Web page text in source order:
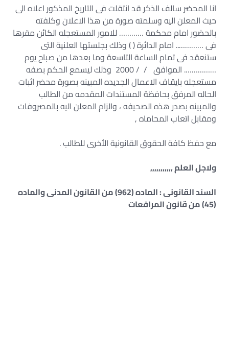
انا المحضر سالف الذكر قد انتقلت فى التاريخ المذكور اعلاه الى
حيث المعلن اليه وسلمته صورة من هذا الاعلان وكلفته
بالحضور امام محكمة ………… للامور المستعجله الكائن مقرها
فى ………….. امام الدائرة ( ) وذلك بجلستها العلنية التى
ستنعقد فى تمام الساعة التاسعة وما بعدها من صباح يوم
……………. الموافق / / 2000 وذلك ليسمع الحكم بصفه
مستعجله بايقاف الاعمال الجديده المبينه بصورة محضر اثبات
الحاله المرفق بحافظة المستندات المقدمه من الطالب
والمبينه بصدر هذه الصحيفه ، والزام المعلن اليه بالمصروفات
ومقابل اتعاب المحاماه ,
مع حفظ كافة الحقوق القانونية الأخرى للطالب .
ولاجل العلم ,,,,,,,,,,,
السند القانونى : الماده (962) من القانون المدنى والماده
(45) من قانون المرافعات